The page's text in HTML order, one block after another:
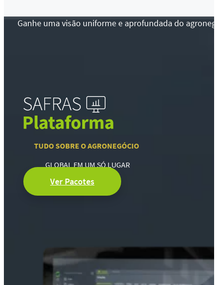
Ganhe uma visão uniforme e aprofundada do
TUDO SOBRE O AGRONEGÓCIO
GLOBAL EM UM SÓ LUGAR
Ver Pacotes